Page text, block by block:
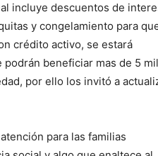
incluye descuentos de
y congelamiento para
crédito activo, se estará
beneficiar mas de 5 mil
por ello los invitó a
para las familias